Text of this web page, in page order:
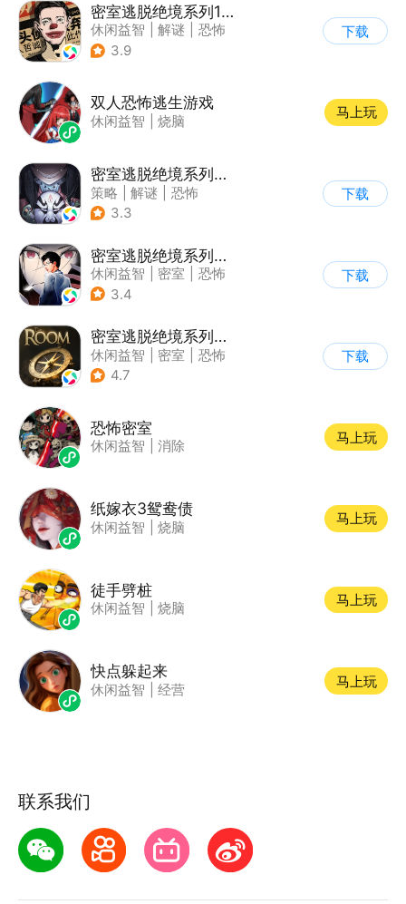
密室逃脱绝境系列11游乐园
休闲益智 解谜
恐怖
| 密室逃脱
3.9
下载
双人恐怖逃生游戏
休闲益智 烧脑
马上玩
密室逃脱绝境系列8酒店惊魂
策略 解谜
恐怖
| 密室逃脱
3.3
下载
密室逃脱绝境系列9无人医院
休闲益智 密室
恐怖
| 密室逃脱
3.4
下载
密室逃脱绝境系列2海盗船
休闲益智 密室
恐怖
| 密室逃脱
4.7
下载
恐怖密室
休闲益智 消除
马上玩
纸嫁衣3鸳鸯债
休闲益智 烧脑
马上玩
徒手劈桩
休闲益智 烧脑
马上玩
快点躲起来
休闲益智 经营
马上玩
联系我们